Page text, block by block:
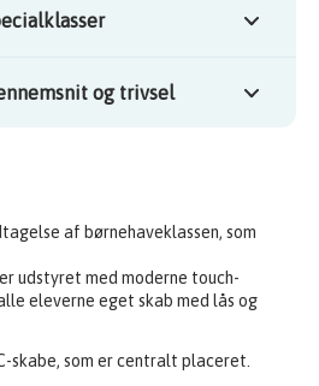
og trivsel
af børnehaveklassen, som
udstyret med moderne touch-
eleverne eget skab med lås og
skabe, som er centralt placeret.